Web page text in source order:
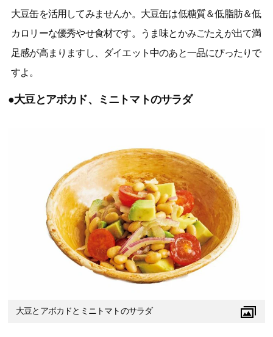
大豆缶を活用してみませんか。大豆缶は低糖質＆低脂肪＆低
カロリーな優秀やせ食材です。うま味とかみごたえが出て満
足感が高まりますし、ダイエット中のあと一品にぴったりで
すよ。
●大豆とアボカド、ミニトマトのサラダ
大豆とアボカドとミニトマトのサラダ